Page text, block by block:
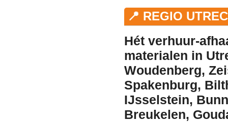
📍 REGIO
Hét verhuur-
materialen in
Woudenberg,
Spakenburg,
IJsselstein,
Breukelen,